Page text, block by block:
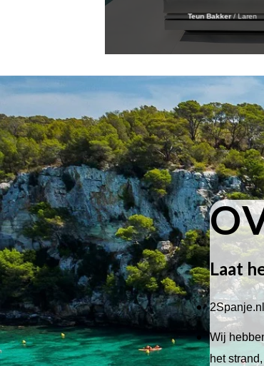
Teun Bakker /Laren
Laat
Wij
het